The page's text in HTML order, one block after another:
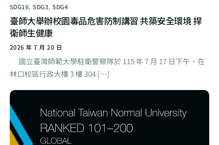
SDG16,SDG3,SDG4
臺師大舉辦校園毒品危害防制講習 共築安全環境 捍
衛師生健康
2026 年 7 月 20 日
國立臺灣師範大學駐衛警察隊於 115 年 7 月 17 日下午，在
林口校區行政大樓 3 樓 304 […]